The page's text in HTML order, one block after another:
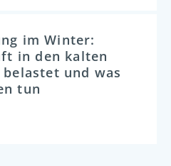
im Winter:
in den kalten
und was
tun